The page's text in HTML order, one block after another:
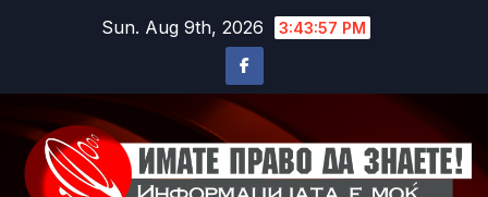
Sun. Aug 9th, 2026 3:44:00 PM